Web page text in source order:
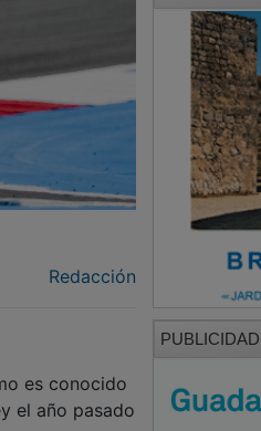
Redacción
es conocido
el año pasado
PUBLICIDAD